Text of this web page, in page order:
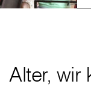
Alter, wir